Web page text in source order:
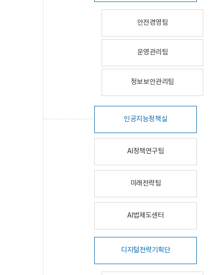
안전경영팀
운영관리팀
정보보안관리팀
인공지능정책실
AI정책연구팀
미래전략팀
AI법제도센터
디지털전략기획단